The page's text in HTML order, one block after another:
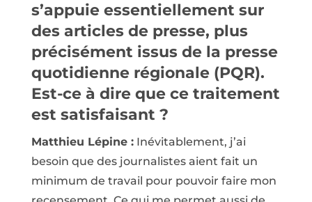
s’appuie essentiellement sur
des articles de presse, plus
précisément issus de la presse
quotidienne régionale (PQR).
Est-ce à dire que ce traitement
est satisfaisant ?
Matthieu Lépine :Inévitablement, j’ai
besoin que des journalistes aient fait un
minimum de travail pour pouvoir faire mon